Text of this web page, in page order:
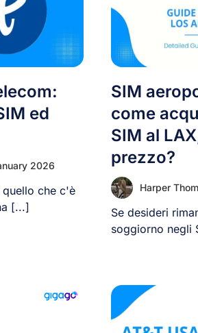
ed
2026
che c'è
[...]
SIM
come
SIM al
prezzo?
Harper
Se desideri
soggiorno negli